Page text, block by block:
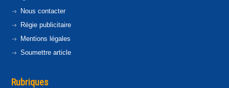
Nous contacter
Régie publicitaire
Mentions légales
Soumettre article
Rubriques